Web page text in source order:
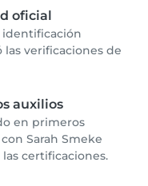
oficial
identificación
verificaciones de
auxilios
en primeros
Sarah Smeke
certificaciones.